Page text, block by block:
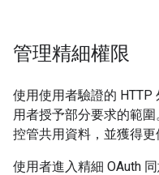
管理精細權限
使用使用者驗證的 HTTP
用者授予部分要求的範
控管共用資料，並獲得更
使用者進入精細 OAuth